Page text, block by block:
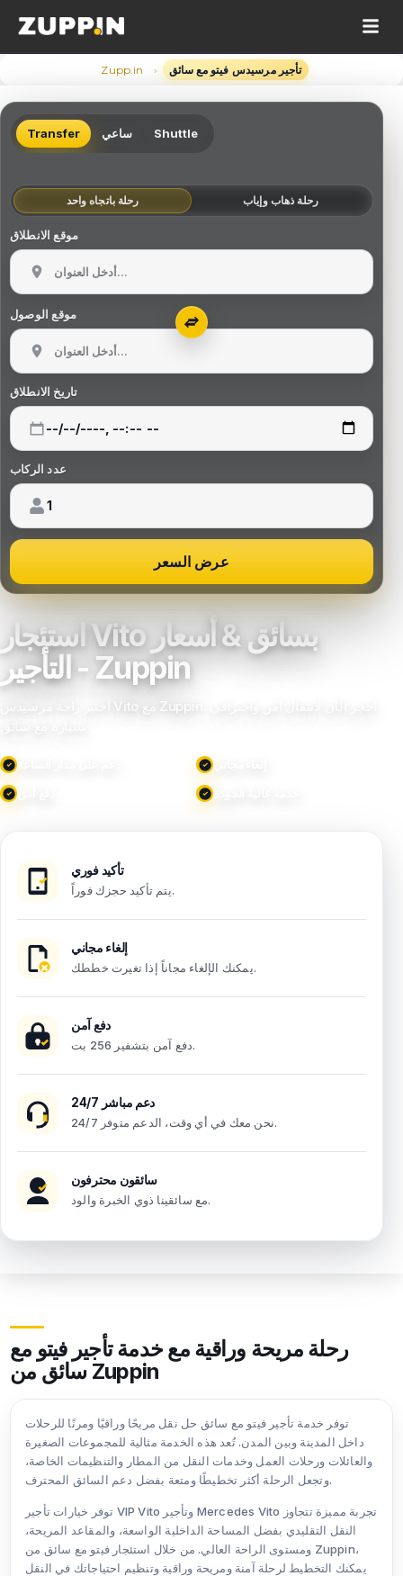
Zupp.in › تأجير مرسيدس فيتو مع سائق
Transfer ساعي Shuttle
رحلة باتجاه واحد رحلة ذهاب وإياب
موقع الانطلاق
موقع الوصول
تاريخ الانطلاق
عدد الركاب
عرض السعر
استئجار Vito بسائق & أسعار
التأجير - Zuppin
تأكيد فوري
يتم تأكيد حجزك فوراً.
إلغاء مجاني
يمكنك الإلغاء مجاناً إذا تغيرت خططك.
دفع آمن
دفع آمن بتشفير 256 بت.
دعم مباشر 24/7
نحن معك في أي وقت، الدعم متوفر 24/7.
سائقون محترفون
مع سائقينا ذوي الخبرة والود.
رحلة مريحة وراقية مع خدمة تأجير فيتو مع
سائق من Zuppin
توفر خدمة تأجير فيتو مع سائق حل نقل مريحًا وراقيًا ومرنًا للرحلات
داخل المدينة وبين المدن. تُعد هذه الخدمة مثالية للمجموعات الصغيرة
والعائلات ورحلات العمل وخدمات النقل من المطار والتنظيمات الخاصة،
وتجعل الرحلة أكثر تخطيطًا ومتعة بفضل دعم السائق المحترف.
توفر خيارات تأجير VIP Vito وتأجير Mercedes Vito تجربة مميزة تتجاوز
النقل التقليدي بفضل المساحة الداخلية الواسعة، والمقاعد المريحة،
ومستوى الراحة العالي. من خلال استئجار فيتو مع سائق من Zuppin،
يمكنك التخطيط لرحلة آمنة ومريحة وراقية وتنظيم احتياجاتك في النقل